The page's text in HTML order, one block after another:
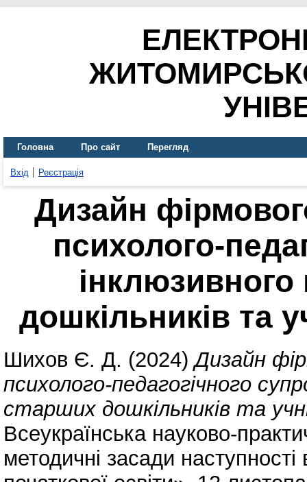
Головна Про сайт Перегляд
Вхід Реєстрація
Дизайн
психолого-
дошкільників та
Шихов Є. Д. (2024)Дизайн
психолого-педагогічного
старших дошкільників та
Всеукраїнська науково-
методичні засади